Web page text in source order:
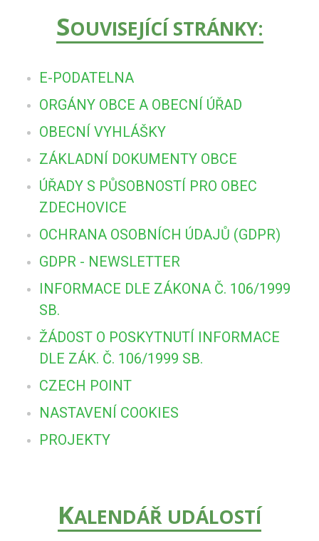
SOUVISEJÍCÍ STRÁNKY:
E-PODATELNA
ORGÁNY OBCE A OBECNÍ ÚŘAD
OBECNÍ VYHLÁŠKY
ZÁKLADNÍ DOKUMENTY OBCE
ÚŘADY S PŮSOBNOSTÍ PRO OBEC
ZDECHOVICE
OCHRANA OSOBNÍCH ÚDAJŮ (GDPR)
GDPR - NEWSLETTER
INFORMACE DLE ZÁKONA Č. 106/1999
SB.
ŽÁDOST O POSKYTNUTÍ INFORMACE
DLE ZÁK. Č. 106/1999 SB.
CZECH POINT
NASTAVENÍ COOKIES
PROJEKTY
KALENDÁŘ UDÁLOSTÍ